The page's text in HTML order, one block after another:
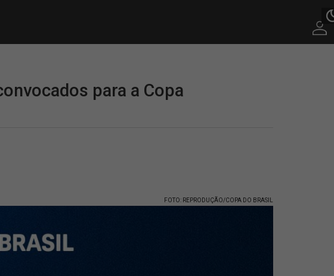
para a Copa
FOTO: REPRODUÇÃO/COPA DO BRASIL